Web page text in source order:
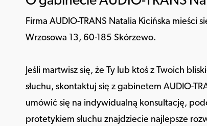
Firma AUDIO-TRANS Natalia Kicińska mieści
Wrzosowa 13, 60-185 Skórzewo.
Jeśli martwisz się, że Ty lub ktoś z Twoich
słuchu, skontaktuj się z gabinetem AUDIO-
umówić się na indywidualną konsultację,
protetykiem słuchu znajdziecie najlepsze